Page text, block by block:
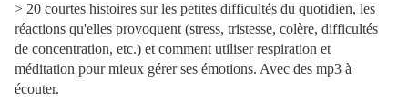
> 20 courtes histoires sur les petites difficultés du quotidien, les
réactions qu'elles provoquent (stress, tristesse, colère, difficultés
de concentration, etc.) et comment utiliser respiration et
méditation pour mieux gérer ses émotions. Avec des mp3 à
écouter.